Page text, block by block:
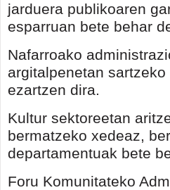
jarduera publikoaren
esparruan bete behar
Nafarroako
argitalpenetan
ezartzen dira.
Kultur sektoreetan
bermatzeko xedeaz,
departamentuak bete
Foru Komunitateko